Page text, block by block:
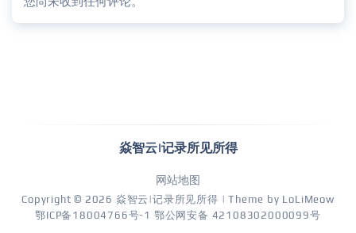
焱智云|记录所见所得
网站地图
Copyright © 2026 焱智云|记录所见所得 | Theme by LoLiMeow
鄂ICP备18004766号-1 鄂公网安备 42108302000099号